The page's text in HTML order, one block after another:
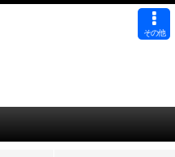
その他